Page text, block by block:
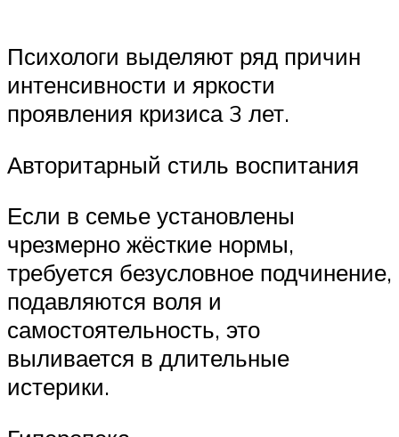
Психологи выделяют ряд причин
интенсивности и яркости
проявления кризиса 3 лет.
Авторитарный стиль воспитания
Если в семье установлены
чрезмерно жёсткие нормы,
требуется безусловное подчинение,
подавляются воля и
самостоятельность, это
выливается в длительные
истерики.